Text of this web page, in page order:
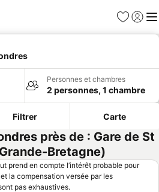
Favoris
Se
Personnes et chambres
2 personnes, 1 chambre
Filtrer Carte
près de : Gare de St
Bretagne)
prend en compte l’intérêt probable pour
la compensation versée par les
pas exhaustives.